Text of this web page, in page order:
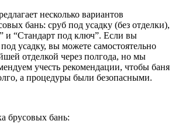
несколько вариантов
бань: сруб под усадку (без отделки),
и “Стандарт под ключ”. Если вы
усадку, вы можете самостоятельно
отделкой через полгода, но мы
учесть рекомендации, чтобы баня
а процедуры были безопасными.
брусовых бань: